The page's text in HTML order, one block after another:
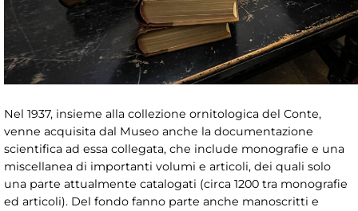
Nel 1937, insieme alla collezione ornitologica del Conte,
venne acquisita dal Museo anche la documentazione
scientifica ad essa collegata, che include monografie e una
miscellanea di importanti volumi e articoli, dei quali solo
una parte attualmente catalogati (circa 1200 tra monografie
ed articoli). Del fondo fanno parte anche manoscritti e